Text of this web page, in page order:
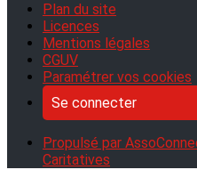
Plan du site
Licences
Mentions légales
CGUV
Paramétrer vos cookies
Se connecter
Propulsé par
Caritatives